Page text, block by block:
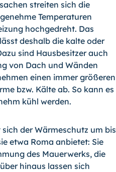
streiten sich die
Temperaturen
hochgedreht. Das
deshalb die kalte oder
sind Hausbesitzer auch
von Dach und Wänden
einen immer größeren
bzw. Kälte ab. So kann es
kühl werden.
der Wärmeschutz um bis
etwa Roma anbietet: Sie
des Mauerwerks, die
hinaus lassen sich